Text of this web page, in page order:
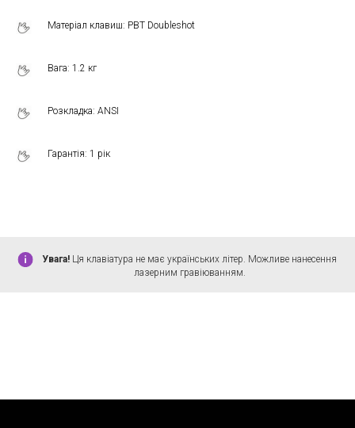
Матеріал клавиш: PBT Doubleshot
Вага: 1.2 кг
Розкладка: ANSI
Гарантія: 1 рік
Увага! Ця клавіатура не має українських літер. Можливе нанесення
лазерним гравіюванням.